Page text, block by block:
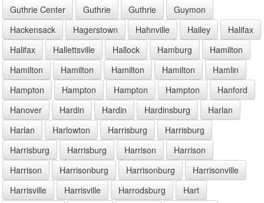
Guthrie Center
Guthrie Guthrie
Guymon
Hackensack
Hagerstown Hahnville Hailey
Halifax
Halifax
Hallettsville Hallock Hamburg
Hamilton
Hamilton
Hamilton Hamilton Hamilton
Hamlin
Hampton
Hampton Hampton Hampton
Hanford
Hanover
Hardin Hardin Hardinsburg
Harlan
Harlan
Harlowton Harrisburg
Harrisburg
Harrisburg
Harrisburg Harrison
Harrison
Harrison
Harrisonburg Harrisonburg
Harrisonville
Harrisville
Harrisville Harrodsburg
Hart